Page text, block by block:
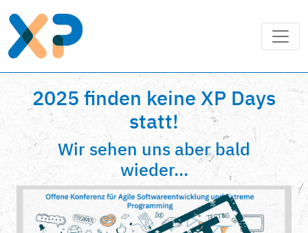
2025 finden keine XP Days
statt!
Wir sehen uns aber bald
wieder...